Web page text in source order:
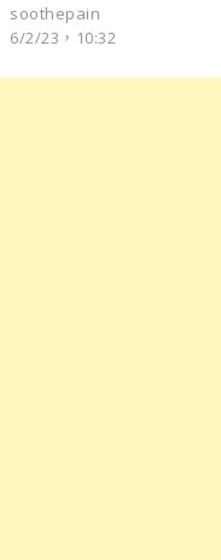
soothepain
6/2/23，10:32